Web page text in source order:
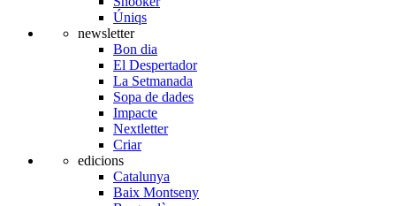
Úniqs
newsletter
Bon dia
El Despertador
La Setmanada
Sopa de dades
Impacte
Nextletter
Criar
edicions
Catalunya
Baix Montseny